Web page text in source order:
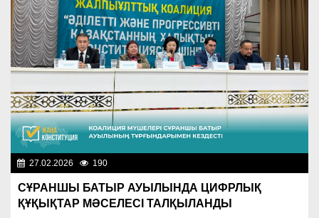
27.02.2026 190
СҰРАНШЫ БАТЫР АУЫЛЫНДА ЦИФРЛЫҚ
ҚҰҚЫҚТАР МӘСЕЛЕСІ ТАЛҚЫЛАНДЫ